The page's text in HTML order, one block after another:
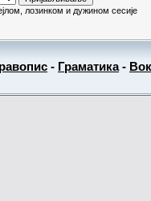
лозинком и дужином сесије
- Граматика-